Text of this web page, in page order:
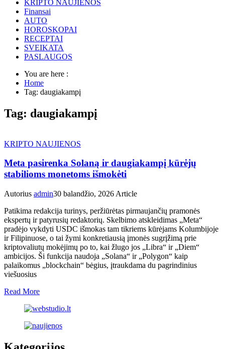
KRIPTO NAUJIENOS
Finansai
AUTO
HOROSKOPAI
RECEPTAI
SVEIKATA
PASLAUGOS
You are here :
Home
Tag: daugiakampį
Tag: daugiakampį
KRIPTO NAUJIENOS
Meta pasirenka Solaną ir daugiakampį kūrėjų
stabilioms monetoms išmokėti
Autorius admin30 balandžio, 2026 Article
Patikima redakcija turinys, peržiūrėtas pirmaujančių pramonės
ekspertų ir patyrusių redaktorių. Skelbimo atskleidimas „Meta“
pradėjo vykdyti USDC išmokas tam tikriems kūrėjams Kolumbijoje
ir Filipinuose, o tai žymi konkretiausią įmonės sugrįžimą prie
kriptovaliutų mokėjimų po to, kai žlugo jos „Libra“ ir „Diem“
ambicijos. Ši funkcija naudoja „Solana“ ir „Polygon“ kaip
palaikomus „blockchain“ bėgius, įtraukdama du pagrindinius
viešuosius
Read More